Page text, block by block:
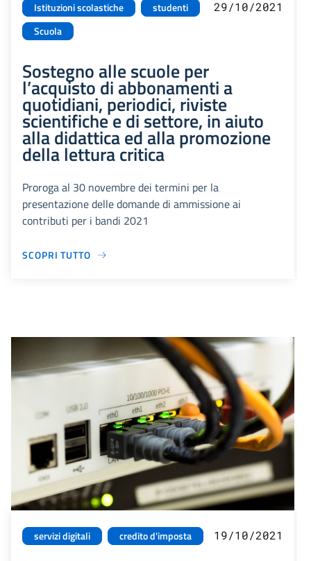
Istituzioni scolastiche
studenti
Scuola
29/10/2021
Sostegno alle scuole per
l’acquisto di abbonamenti a
quotidiani, periodici, riviste
scientifiche e di settore, in aiuto
alla didattica ed alla promozione
della lettura critica
Proroga al 30 novembre dei termini per la
presentazione delle domande di ammissione ai
contributi per i bandi 2021
SCOPRI TUTTO
servizi digitali credito d'imposta 19/10/2021